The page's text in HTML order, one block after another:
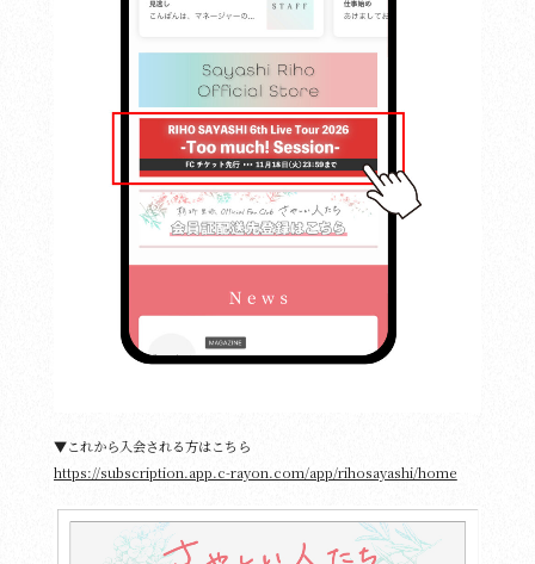
▼これから入会される方はこちら
https://subscription.app.c-rayon.com/app/rihosayashi/home